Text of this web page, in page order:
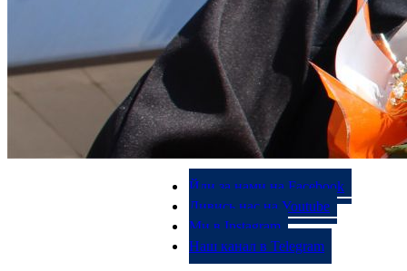
Йди за нами на Facebook
Дивись нас на Youtube
Ми в Instagram
Наш канал в Telegram